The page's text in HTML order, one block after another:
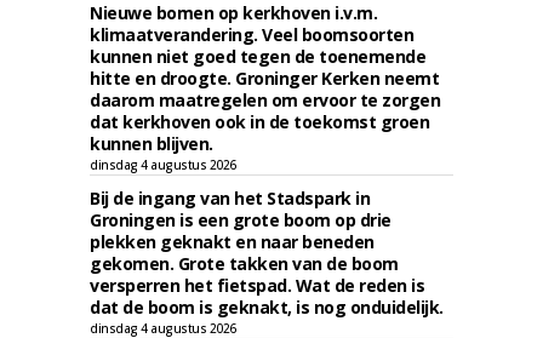
Nieuwe bomen op kerkhoven i.v.m.
klimaatverandering. Veel boomsoorten
kunnen niet goed tegen de toenemende
hitte en droogte. Groninger Kerken neemt
daarom maatregelen om ervoor te zorgen
dat kerkhoven ook in de toekomst groen
kunnen blijven.
dinsdag 4 augustus 2026
Bij de ingang van het Stadspark in
Groningen is een grote boom op drie
plekken geknakt en naar beneden
gekomen. Grote takken van de boom
versperren het fietspad. Wat de reden is
dat de boom is geknakt, is nog onduidelijk.
dinsdag 4 augustus 2026